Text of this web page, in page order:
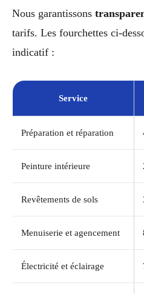
Nous garantissons
tarifs. Les fourchettes ci-
indicatif :
Service
Préparation et réparation
Peinture intérieure
Revêtements de sols
Menuiserie et agencement
Électricité et éclairage